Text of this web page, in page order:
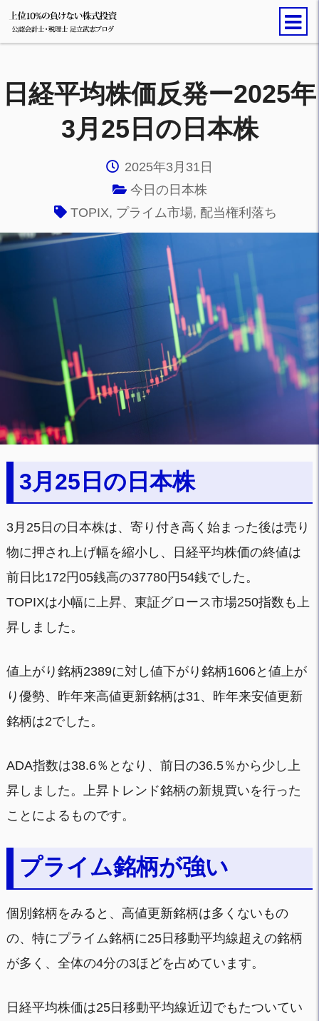
日経平均株価反発ー2025年
3月25日の日本株
2025年3月31日
今日の日本株
TOPIX, プライム市場, 配当権利落ち
3月25日の日本株
3月25日の日本株は、寄り付き高く始まった後は売り
物に押され上げ幅を縮小し、日経平均株価の終値は
前日比172円05銭高の37780円54銭でした。
TOPIXは小幅に上昇、東証グロース市場250指数も上
昇しました。
値上がり銘柄2389に対し値下がり銘柄1606と値上が
り優勢、昨年来高値更新銘柄は31、昨年来安値更新
銘柄は2でした。
ADA指数は38.6％となり、前日の36.5％から少し上
昇しました。上昇トレンド銘柄の新規買いを行った
ことによるものです。
プライム銘柄が強い
個別銘柄をみると、高値更新銘柄は多くないもの
の、特にプライム銘柄に25日移動平均線超えの銘柄
が多く、全体の4分の3ほどを占めています。
日経平均株価は25日移動平均線近辺でもたついてい